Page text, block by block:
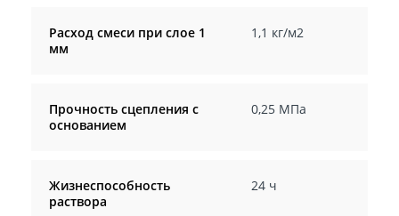
Расход смеси при слое 1
мм
1,1 кг/м2
Прочность сцепления с
основанием
0,25 МПа
Жизнеспособность
раствора
24 ч